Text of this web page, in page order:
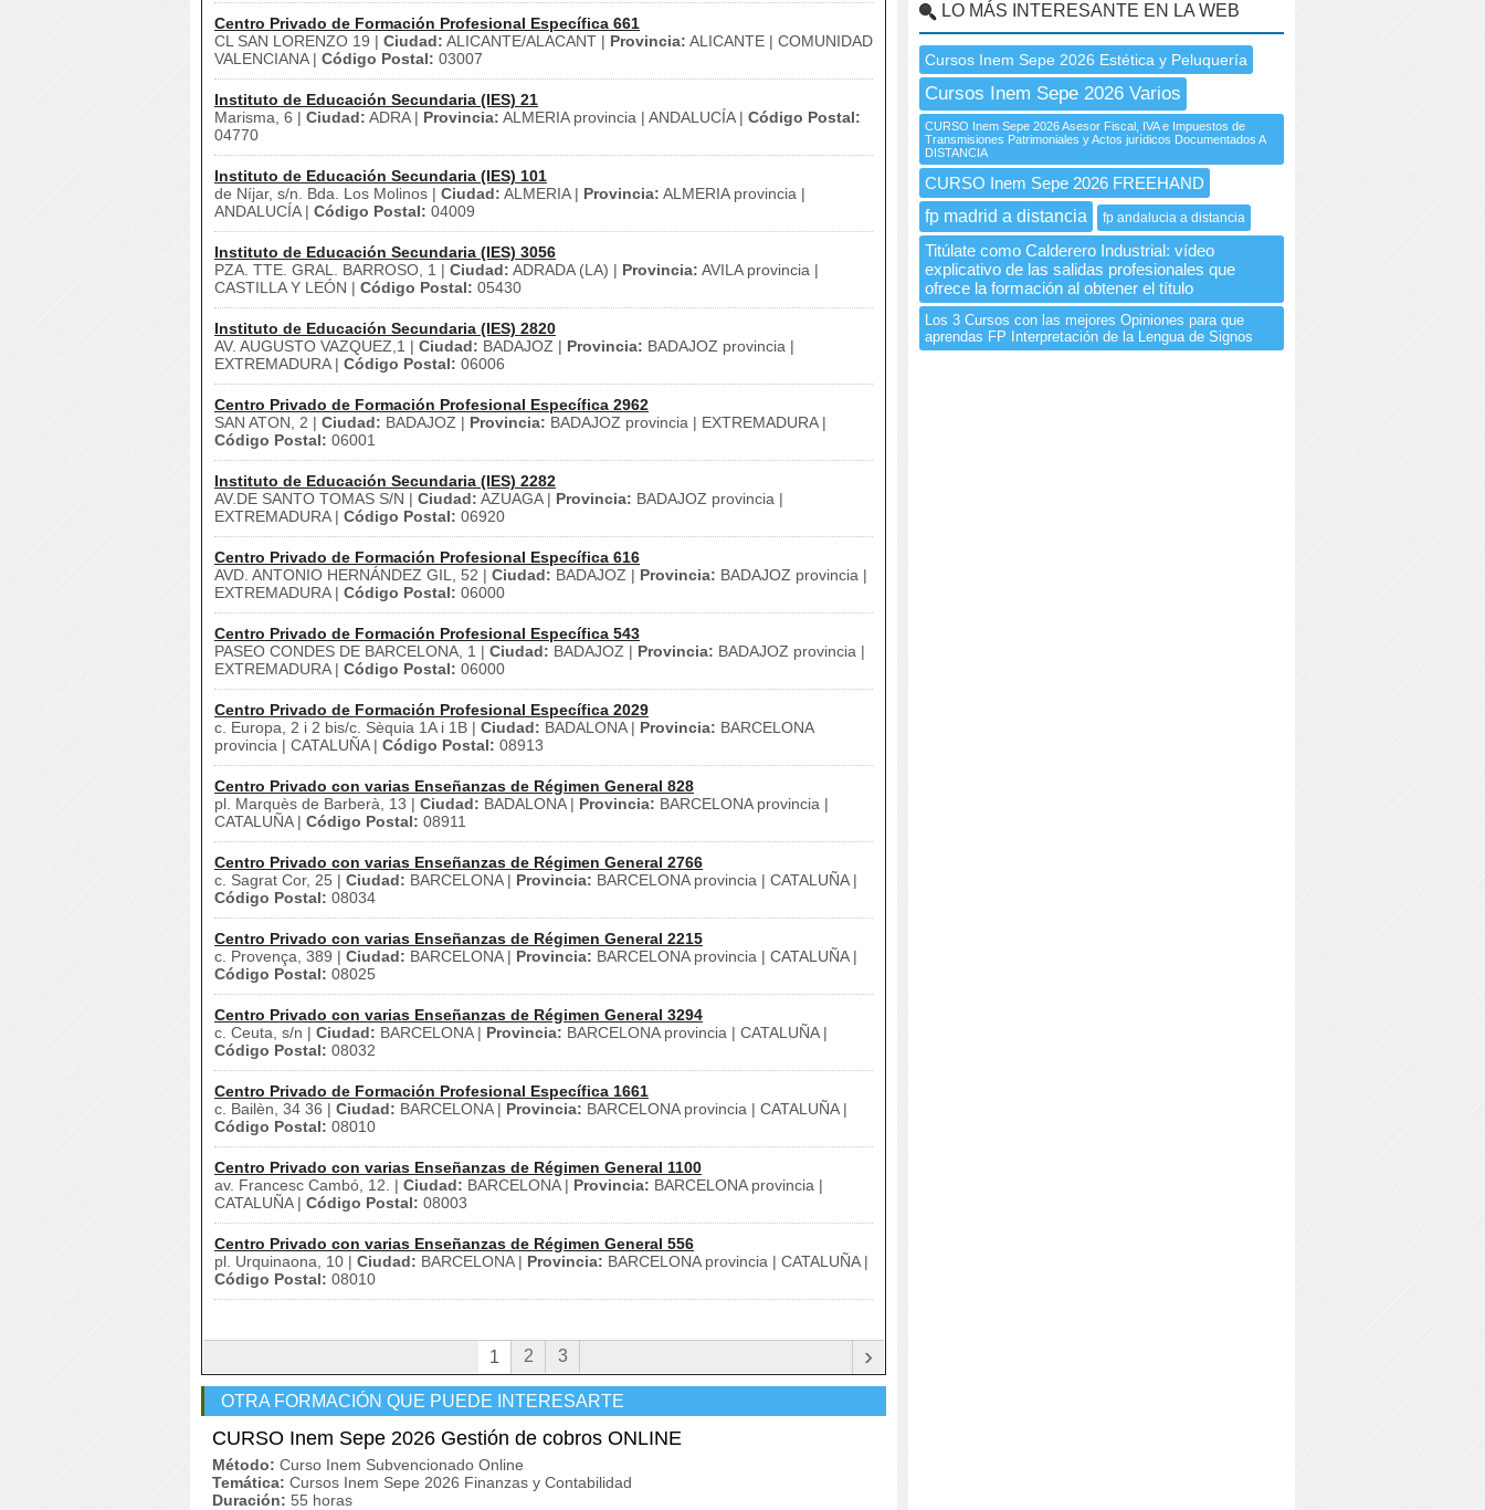
Centro Privado de Formación Profesional Específica 661
CL SAN LORENZO 19 | Ciudad: ALICANTE/ALACANT | Provincia: ALICANTE | COMUNIDAD
VALENCIANA | Código Postal: 03007
Instituto de Educación Secundaria (IES) 21
Marisma, 6 | Ciudad: ADRA | Provincia: ALMERIA provincia | ANDALUCÍA | Código Postal:
04770
Instituto de Educación Secundaria (IES) 101
de Níjar, s/n. Bda. Los Molinos | Ciudad: ALMERIA | Provincia: ALMERIA provincia |
ANDALUCÍA | Código Postal: 04009
Instituto de Educación Secundaria (IES) 3056
PZA. TTE. GRAL. BARROSO, 1 | Ciudad: ADRADA (LA) | Provincia: AVILA provincia |
CASTILLA Y LEÓN | Código Postal: 05430
Instituto de Educación Secundaria (IES) 2820
AV. AUGUSTO VAZQUEZ,1 | Ciudad: BADAJOZ | Provincia: BADAJOZ provincia |
EXTREMADURA | Código Postal: 06006
Centro Privado de Formación Profesional Específica 2962
SAN ATON, 2 | Ciudad: BADAJOZ | Provincia: BADAJOZ provincia | EXTREMADURA |
Código Postal: 06001
Instituto de Educación Secundaria (IES) 2282
AV.DE SANTO TOMAS S/N | Ciudad: AZUAGA | Provincia: BADAJOZ provincia |
EXTREMADURA | Código Postal: 06920
Centro Privado de Formación Profesional Específica 616
AVD. ANTONIO HERNÁNDEZ GIL, 52 | Ciudad: BADAJOZ | Provincia: BADAJOZ provincia |
EXTREMADURA | Código Postal: 06000
Centro Privado de Formación Profesional Específica 543
PASEO CONDES DE BARCELONA, 1 | Ciudad: BADAJOZ | Provincia: BADAJOZ provincia |
EXTREMADURA | Código Postal: 06000
Centro Privado de Formación Profesional Específica 2029
c. Europa, 2 i 2 bis/c. Sèquia 1A i 1B | Ciudad: BADALONA | Provincia: BARCELONA
provincia | CATALUÑA | Código Postal: 08913
Centro Privado con varias Enseñanzas de Régimen General 828
pl. Marquès de Barberà, 13 | Ciudad: BADALONA | Provincia: BARCELONA provincia |
CATALUÑA | Código Postal: 08911
Centro Privado con varias Enseñanzas de Régimen General 2766
c. Sagrat Cor, 25 | Ciudad: BARCELONA | Provincia: BARCELONA provincia | CATALUÑA |
Código Postal: 08034
Centro Privado con varias Enseñanzas de Régimen General 2215
c. Provença, 389 | Ciudad: BARCELONA | Provincia: BARCELONA provincia | CATALUÑA |
Código Postal: 08025
Centro Privado con varias Enseñanzas de Régimen General 3294
c. Ceuta, s/n | Ciudad: BARCELONA | Provincia: BARCELONA provincia | CATALUÑA |
Código Postal: 08032
Centro Privado de Formación Profesional Específica 1661
c. Bailèn, 34 36 | Ciudad: BARCELONA | Provincia: BARCELONA provincia | CATALUÑA |
Código Postal: 08010
Centro Privado con varias Enseñanzas de Régimen General 1100
av. Francesc Cambó, 12. | Ciudad: BARCELONA | Provincia: BARCELONA provincia |
CATALUÑA | Código Postal: 08003
Centro Privado con varias Enseñanzas de Régimen General 556
pl. Urquinaona, 10 | Ciudad: BARCELONA | Provincia: BARCELONA provincia | CATALUÑA |
Código Postal: 08010
1 2 3 ›
OTRA FORMACIÓN QUE PUEDE INTERESARTE
CURSO Inem Sepe 2026 Gestión de cobros ONLINE
Método: Curso Inem Subvencionado Online
Temática: Cursos Inem Sepe 2026 Finanzas y Contabilidad
Duración: 55 horas
LO MÁS INTERESANTE EN LA WEB
Cursos Inem Sepe 2026 Estética y Peluquería
Cursos Inem Sepe 2026 Varios
CURSO Inem Sepe 2026 Asesor Fiscal, IVA e Impuestos de
Transmisiones Patrimoniales y Actos jurídicos Documentados A
DISTANCIA
CURSO Inem Sepe 2026 FREEHAND
fp madrid a distancia
fp andalucia a distancia
Titúlate como Calderero Industrial: vídeo
explicativo de las salidas profesionales que
ofrece la formación al obtener el título
Los 3 Cursos con las mejores Opiniones para que
aprendas FP Interpretación de la Lengua de Signos